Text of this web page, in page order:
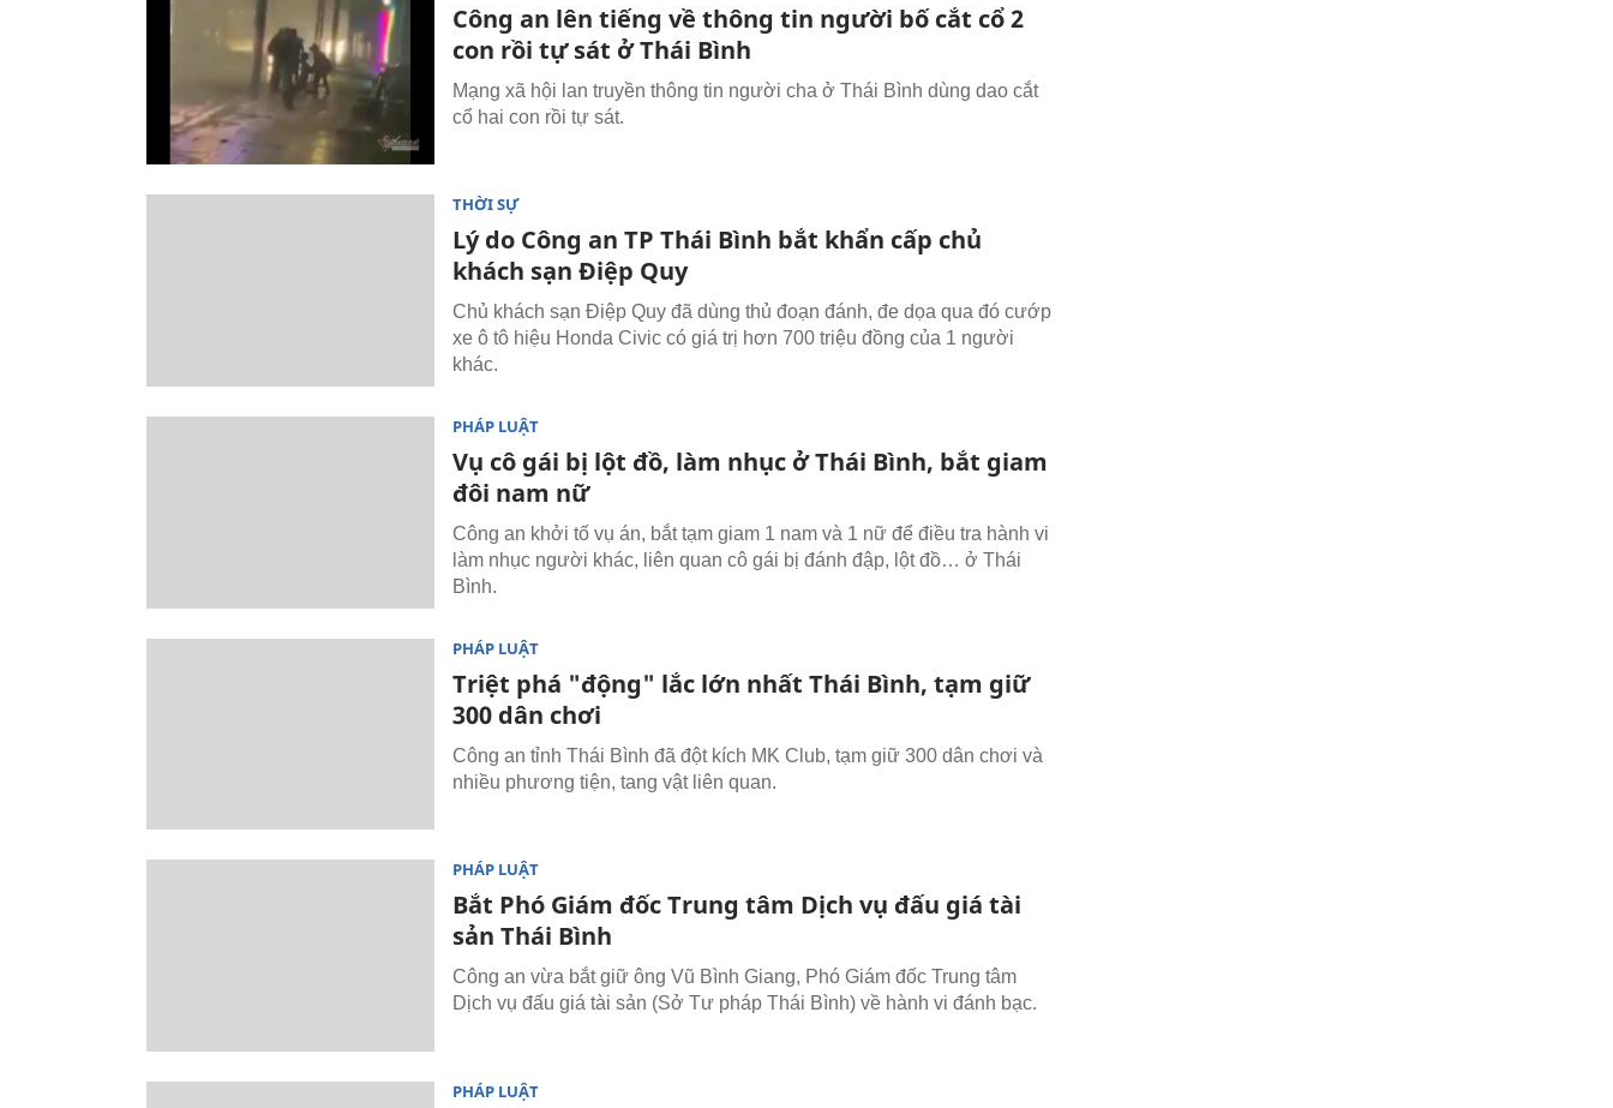
Công an lên tiếng về thông tin người bố cắt cổ 2
con rồi tự sát ở Thái Bình
Mạng xã hội lan truyền thông tin người cha ở Thái Bình dùng dao cắt
cổ hai con rồi tự sát.
THỜI SỰ
Lý do Công an TP Thái Bình bắt khẩn cấp chủ
khách sạn Điệp Quy
Chủ khách sạn Điệp Quy đã dùng thủ đoạn đánh, đe dọa qua đó cướp
xe ô tô hiệu Honda Civic có giá trị hơn 700 triệu đồng của 1 người
khác.
PHÁP LUẬT
Vụ cô gái bị lột đồ, làm nhục ở Thái Bình, bắt giam
đôi nam nữ
Công an khởi tố vụ án, bắt tạm giam 1 nam và 1 nữ để điều tra hành vi
làm nhục người khác, liên quan cô gái bị đánh đập, lột đồ… ở Thái
Bình.
PHÁP LUẬT
Triệt phá "động" lắc lớn nhất Thái Bình, tạm giữ
300 dân chơi
Công an tỉnh Thái Bình đã đột kích MK Club, tạm giữ 300 dân chơi và
nhiều phương tiện, tang vật liên quan.
PHÁP LUẬT
Bắt Phó Giám đốc Trung tâm Dịch vụ đấu giá tài
sản Thái Bình
Công an vừa bắt giữ ông Vũ Bình Giang, Phó Giám đốc Trung tâm
Dịch vụ đấu giá tài sản (Sở Tư pháp Thái Bình) về hành vi đánh bạc.
PHÁP LUẬT